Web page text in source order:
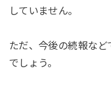
していません。
ただ、今後の続報な
でしょう。